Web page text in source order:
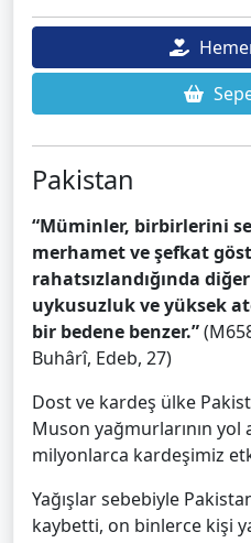
Pakistan
“Müminler, birbirlerini
merhamet ve şefkat
rahatsızlandığında
uykusuzluk ve yüksek
bir bedene benzer.”
Buhârî, Edeb, 27)
Dost ve kardeş ülke
Muson yağmurlarının yol
milyonlarca kardeşimiz
Yağışlar sebebiyle
kaybetti, on binlerce kişi